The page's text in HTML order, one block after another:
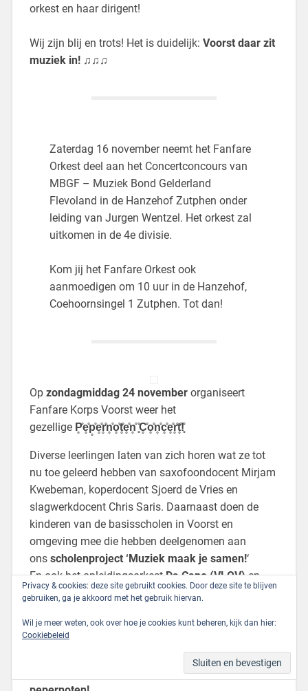
orkest en haar dirigent!
Wij zijn blij en trots! Het is duidelijk: Voorst daar zit
muziek in! ♫♫♫
Zaterdag 16 november neemt het Fanfare
Orkest deel aan het Concertconcours van
MBGF – Muziek Bond Gelderland
Flevoland in de Hanzehof Zutphen onder
leiding van Jurgen Wentzel. Het orkest zal
uitkomen in de 4e divisie.
Kom jij het Fanfare Orkest ook
aanmoedigen om 10 uur in de Hanzehof,
Coehoornsingel 1 Zutphen. Tot dan!
Op zondagmiddag 24 novemberorganiseert
Fanfare Korps Voorst weer het
gezelligeP̥̊e̥̊p̥̊e̥̊r̥̊n̥̊o̥̊t̥̊e̥̊n̥̊ ̥̊C̥̊o̥̊n̥̊c̥̊e̥̊r̥̊t̥̊!̥̊
Diverse leerlingen laten van zich horen wat ze tot
nu toe geleerd hebben van saxofoondocent Mirjam
Kwebeman, koperdocent Sjoerd de Vries en
slagwerkdocent Chris Saris. Daarnaast doen de
kinderen van de basisscholen in Voorst en
omgeving mee die hebben deelgenomen aan
ons scholenproject ‘Muziek maak je samen!‘
En ook het opleidingsorkestDa Capo (VLOV)en
hetFanfare Orkesttreden op.
Het Pepernoten Concert op zondag 24 november
begint om 14:30 uur in Dorpshuis Voorst aan de
Schoolstraat in Voorst. De entree is gratis.
Naast muzieknoten zijn er natuurlijk ook
Privacy & cookies: deze site gebruikt cookies. Door deze site te blijven
gebruiken, ga je akkoord met het gebruik hiervan.
Wil je meer weten, ook over hoe je cookies kunt beheren, kijk dan hier:
Cookiebeleid